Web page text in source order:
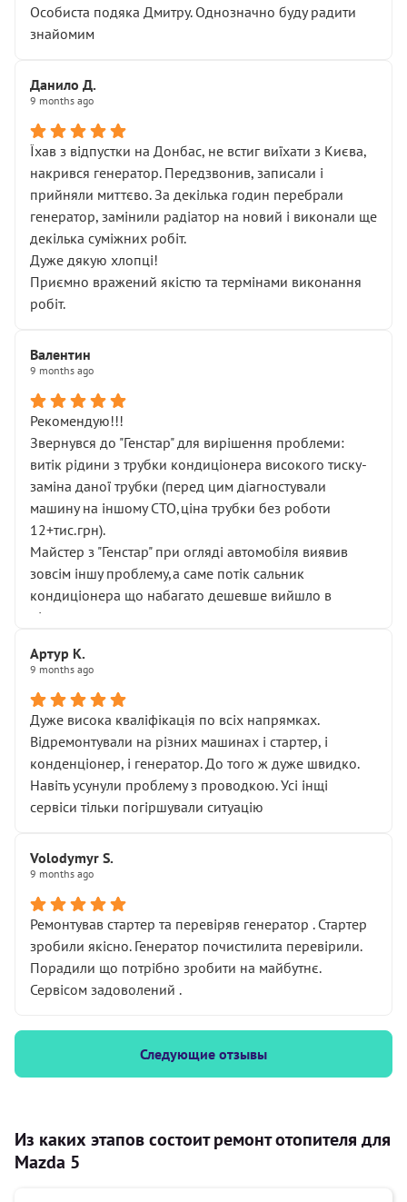
Особиста подяка Дмитру. Однозначно буду радити
знайомим
Данило Д.
9 months ago
Їхав з відпустки на Донбас, не встиг виїхати з Києва,
накрився генератор. Передзвонив, записали і
прийняли миттєво. За декілька годин перебрали
генератор, замінили радіатор на новий і виконали ще
декілька суміжних робіт.
Дуже дякую хлопці!
Приємно вражений якістю та термінами виконання
робіт.
Валентин
9 months ago
Рекомендую!!!
Звернувся до "Генстар" для вирішення проблеми:
витік рідини з трубки кондиціонера високого тиску-
заміна даної трубки (перед цим діагностували
машину на іншому СТО,ціна трубки без роботи
12+тис.грн).
Майстер з "Генстар" при огляді автомобіля виявив
зовсім іншу проблему,а саме потік сальник
кондиціонера що набагато дешевше вийшло в
підсумку.
Артур К.
9 months ago
Дуже висока кваліфікація по всіх напрямках.
Відремонтували на різних машинах і стартер, і
конденціонер, і генератор. До того ж дуже швидко.
Навіть усунули проблему з проводкою. Усі інщі
сервіси тільки погіршували ситуацію
Volodymyr S.
9 months ago
Ремонтував стартер та перевіряв генератор . Стартер
зробили якісно. Генератор почистилита перевірили.
Порадили що потрібно зробити на майбутнє.
Сервісом задоволений .
Следующие отзывы
Из каких этапов состоит ремонт отопителя для
Mazda 5